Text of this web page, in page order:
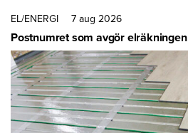
EL/ENERGI 7 aug 2026
Postnumret som avgör elräkningen